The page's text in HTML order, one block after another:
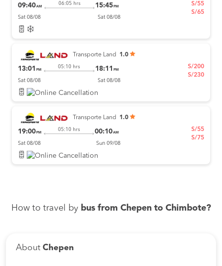
09:40AM
06:05 hrs 15:45 PM
Sat 08/08 Sat 08/08
S/55
S/65
Transporte Land 1.0
13:01 PM
05:10 hrs 18:11 PM
Sat 08/08 Sat 08/08
S/200
S/230
Transporte Land 1.0
19:00 PM
05:10 hrs 00:10AM
Sat 08/08 Sun 09/08
S/55
S/75
How to travel by bus from Chepen to Chimbote?
About Chepen